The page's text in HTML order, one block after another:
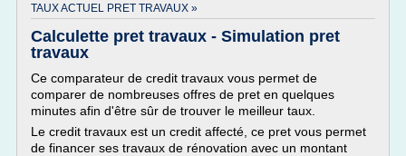
TAUX ACTUEL PRET TRAVAUX »
Calculette pret travaux - Simulation pret
travaux
Ce comparateur de credit travaux vous permet de
comparer de nombreuses offres de pret en quelques
minutes afin d'être sûr de trouver le meilleur taux.
Le credit travaux est un credit affecté, ce pret vous permet
de financer ses travaux de rénovation avec un montant